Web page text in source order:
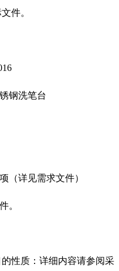
件。
钢洗笔台
（详见需求文件）
。
性质：详细内容请参阅采